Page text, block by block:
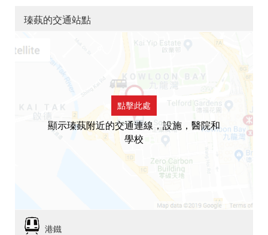
瑧蓺的交通站點
點擊此處
顯示瑧蓺附近的交通連線，設施，醫院和
學校
港鐵